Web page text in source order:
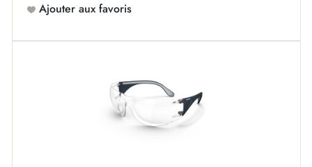
Ajouter aux favoris